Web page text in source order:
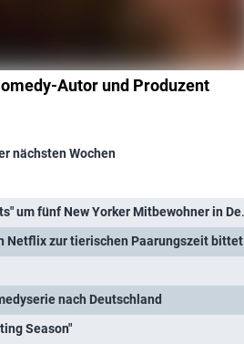
Autor und Produzent
nächsten Wochen
Yorker Mitbewohner in Deuschland in ihre zweite Staffel
Netflix zur tierischen Paarungszeit bittet
nach Deutschland
Season"